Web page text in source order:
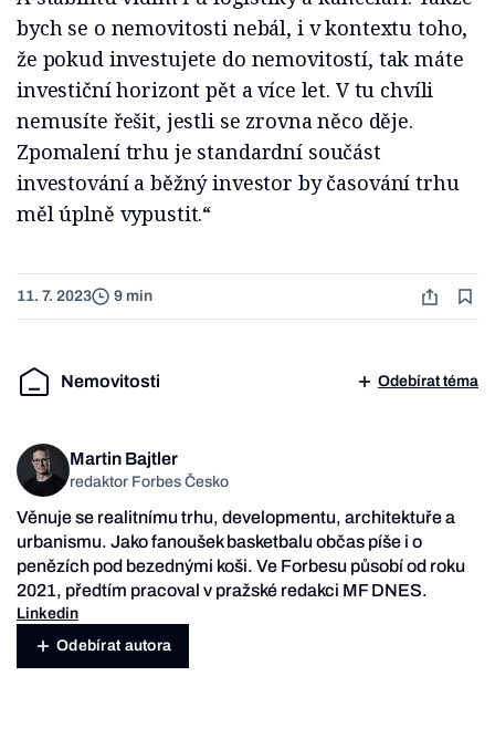
bych se o nemovitosti nebál, i v kontextu toho,
že pokud investujete do nemovitostí, tak máte
investiční horizont pět a více let. V tu chvíli
nemusíte řešit, jestli se zrovna něco děje.
Zpomalení trhu je standardní součást
investování a běžný investor by časování trhu
měl úplně vypustit.“
11. 7. 2023 9 min
Nemovitosti Odebírat téma
Martin Bajtler
redaktor Forbes Česko
Věnuje se realitnímu trhu, developmentu, architektuře a
urbanismu. Jako fanoušek basketbalu občas píše i o
penězích pod bezednými koši. Ve Forbesu působí od roku
2021, předtím pracoval v pražské redakci MF DNES.
Linkedin
Odebírat autora